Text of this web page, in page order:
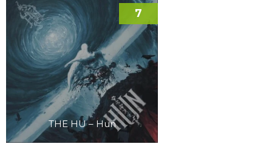
THE HU – Hun
7